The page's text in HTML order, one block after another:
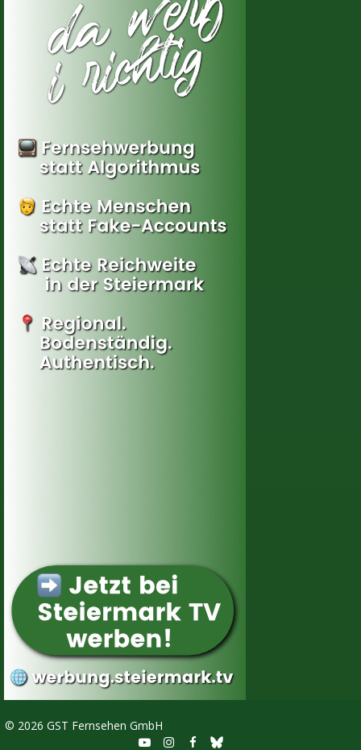
© 2026 GST Fernsehen GmbH
  